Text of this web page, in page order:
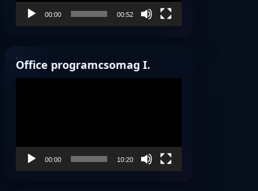
00:00 00:52
Office programcsomag I.
00:00 10:20